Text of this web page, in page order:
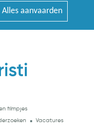
Alles aanvaarden
filmpjes
Vacatures